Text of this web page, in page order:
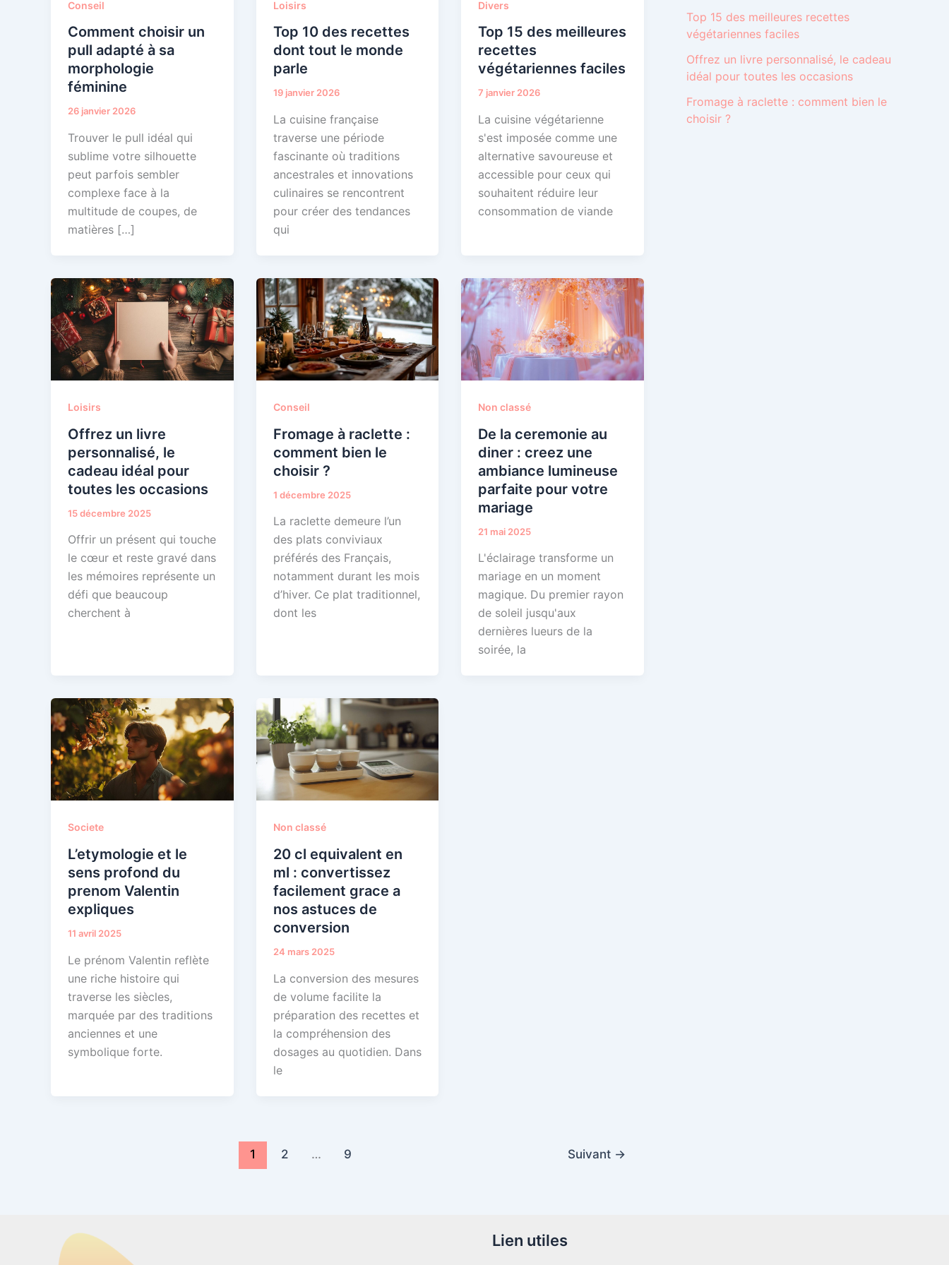
Conseil
Comment choisir un
pull adapté à sa
morphologie
féminine
26 janvier 2026
Trouver le pull idéal qui
sublime votre silhouette
peut parfois sembler
complexe face à la
multitude de coupes, de
matières […]
Loisirs
Top 10 des recettes
dont tout le monde
parle
19 janvier 2026
La cuisine française
traverse une période
fascinante où traditions
ancestrales et innovations
culinaires se rencontrent
pour créer des tendances
qui
Divers
Top 15 des meilleures
recettes
végétariennes faciles
7 janvier 2026
La cuisine végétarienne
s'est imposée comme une
alternative savoureuse et
accessible pour ceux qui
souhaitent réduire leur
consommation de viande
Loisirs
Offrez un livre
personnalisé, le
cadeau idéal pour
toutes les occasions
15 décembre 2025
Offrir un présent qui touche
le cœur et reste gravé dans
les mémoires représente un
défi que beaucoup
cherchent à
Conseil
Fromage à raclette :
comment bien le
choisir ?
1 décembre 2025
La raclette demeure l’un
des plats conviviaux
préférés des Français,
notamment durant les mois
d’hiver. Ce plat traditionnel,
dont les
Non classé
De la ceremonie au
diner : creez une
ambiance lumineuse
parfaite pour votre
mariage
21 mai 2025
L'éclairage transforme un
mariage en un moment
magique. Du premier rayon
de soleil jusqu'aux
dernières lueurs de la
soirée, la
Societe
L’etymologie et le
sens profond du
prenom Valentin
expliques
11 avril 2025
Le prénom Valentin reflète
une riche histoire qui
traverse les siècles,
marquée par des traditions
anciennes et une
symbolique forte.
Non classé
20 cl equivalent en
ml : convertissez
facilement grace a
nos astuces de
conversion
24 mars 2025
La conversion des mesures
de volume facilite la
préparation des recettes et
la compréhension des
dosages au quotidien. Dans
le
1 2 … 9 Suivant →
Top 15 des meilleures recettes
végétariennes faciles
Offrez un livre personnalisé, le cadeau
idéal pour toutes les occasions
Fromage à raclette : comment bien le
choisir ?
Lien utiles